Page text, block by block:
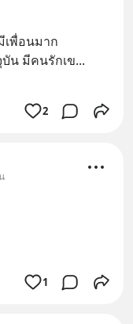
พื่อนมาก
น มีคนรักเข...
2
1